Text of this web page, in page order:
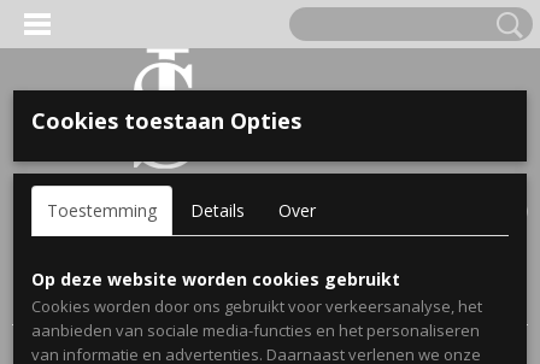
Inloggen Registreren
(0)
Home >Webshop>Stickers>Trapstickers> Trapsticker Zing
vecht huil
VOOR KINDEREN
OPA & OMA.
Cookies toestaan Opties
Toestemming Details Over
Op deze website worden cookies gebruikt
Cookies worden door ons gebruikt voor verkeersanalyse, het
aanbieden van sociale media-functies en het personaliseren
van informatie en advertenties. Daarnaast verlenen we onze